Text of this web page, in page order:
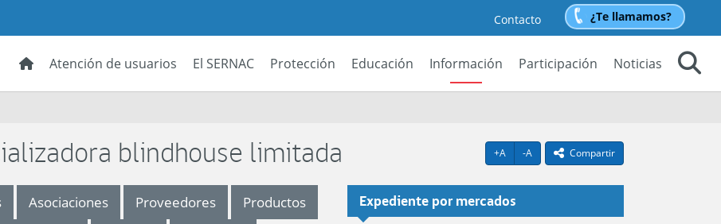
Contacto ¿Te llamamos?
Atención de usuarios El SERNAC Protección Educación Información Participación
Noticias
+AAgrandar texto
-AAchicar textoicono compartir
Compartir
blindhouse limitada
Asociaciones Proveedores
Productos
Expediente por mercados